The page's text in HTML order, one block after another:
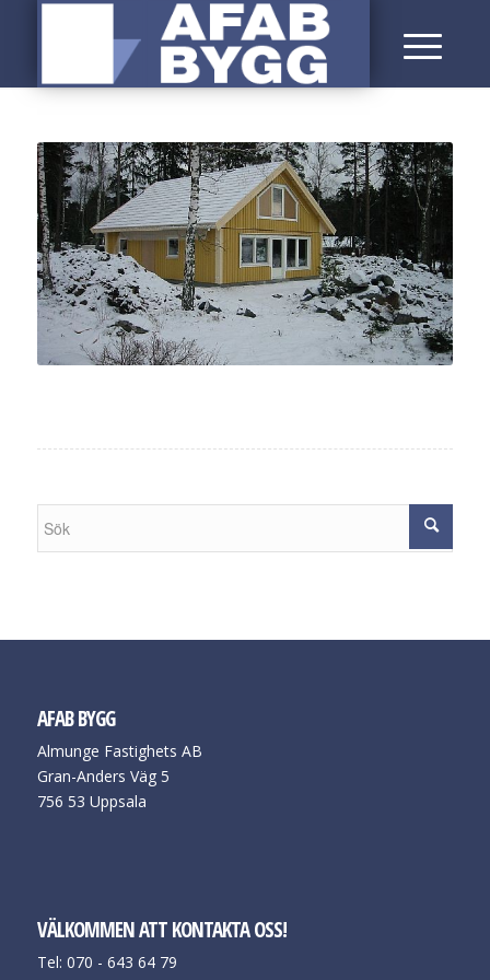
AFAB BYGG
Almunge Fastighets AB
Gran-Anders Väg 5
756 53 Uppsala
VÄLKOMMEN ATT KONTAKTA OSS!
Tel: 070 - 643 64 79